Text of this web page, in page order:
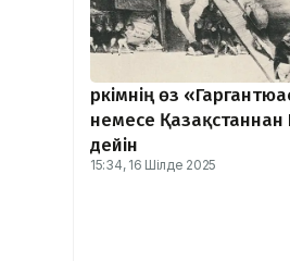
Әркімнің өз
немесе
дейін
15:34, 16 Шілде 2025